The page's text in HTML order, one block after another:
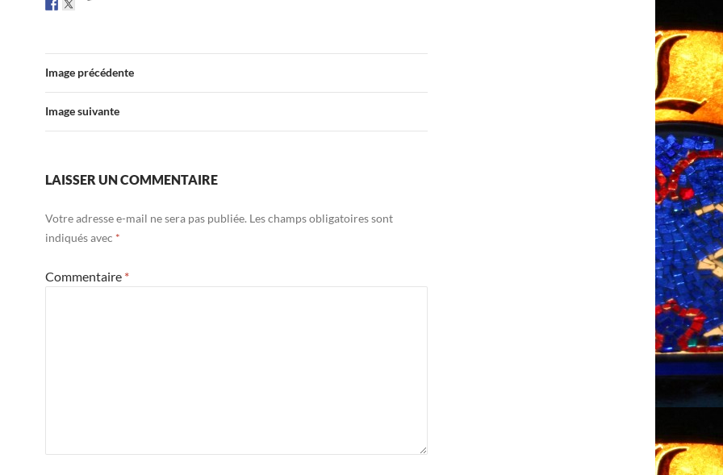
Image précédente
Image suivante
LAISSER UN COMMENTAIRE
Votre adresse e-mail ne sera pas publiée. Les champs obligatoires sont
indiqués avec *
Commentaire *